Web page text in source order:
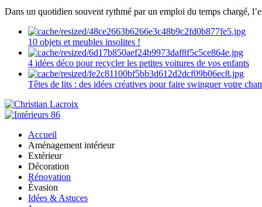
Dans un quotidien souvent rythmé par un emploi du temps chargé,
10 objets et meubles insolites !
4 idées déco pour recycler les petites voitures de vos enfants
Têtes de lits : des idées créatives pour faire swinguer votre
Accueil
Aménagement intérieur
Extérieur
Décoration
Rénovation
Évasion
Idées & Astuces